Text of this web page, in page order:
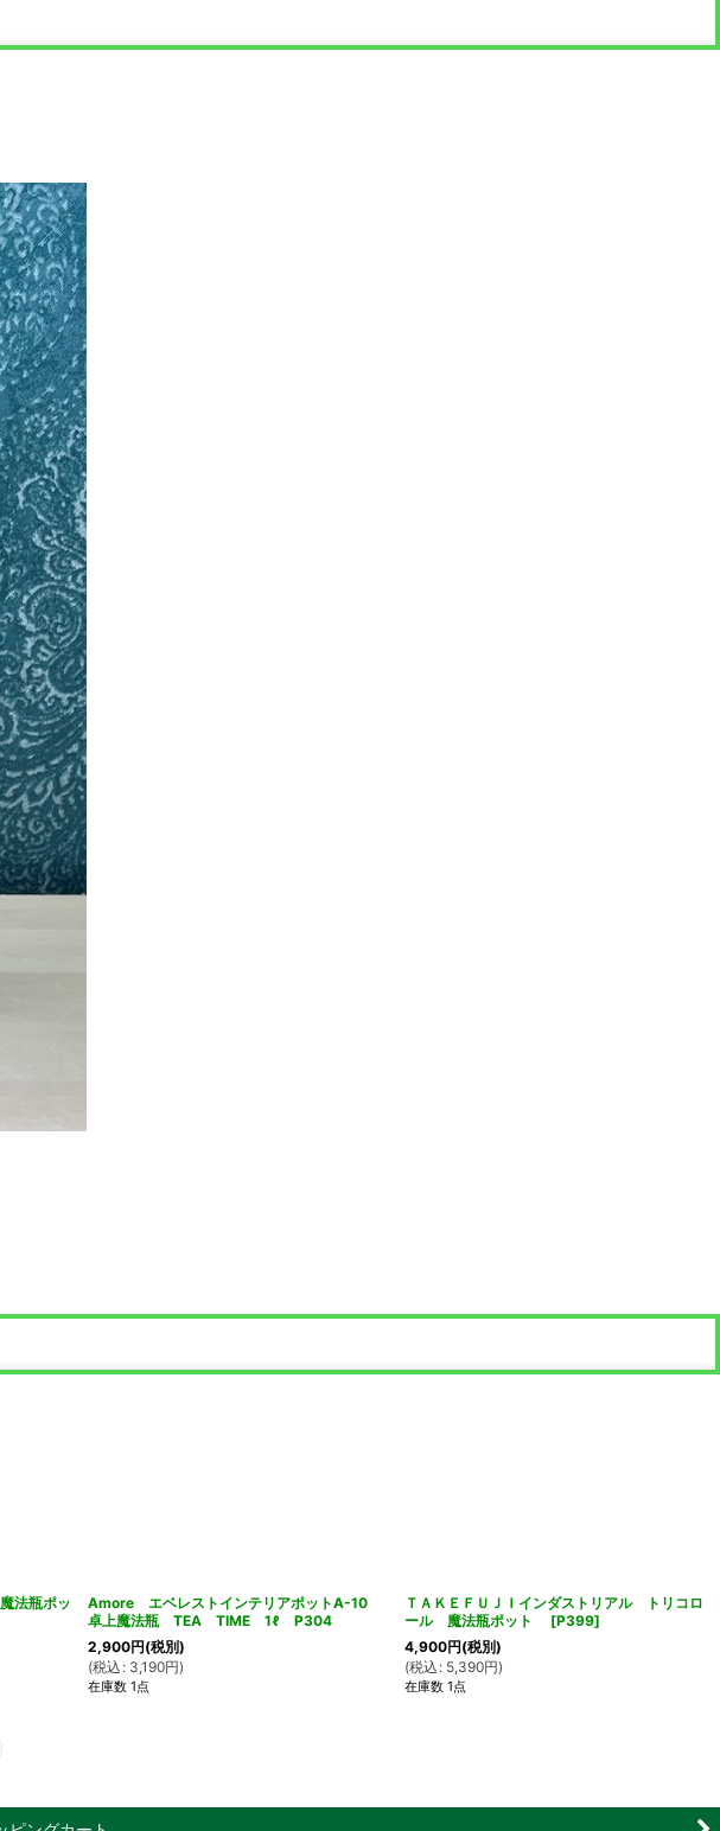
法瓶ポッ
Amore エベレストインテリアポットA-10
卓上魔法瓶 TEA TIME 1ℓ P304
2,900円(税別)
(税込 : 3,190円)
在庫数 1点
ＴＡＫＥＦＵＪＩインダストリアル トリコロ
ール 魔法瓶ポット
[P399]
4,900円(税別)
(税込 : 5,390円)
在庫数 1点